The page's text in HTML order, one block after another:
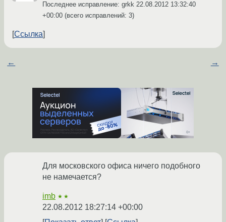
Последнее исправление: grkk 22.08.2012 13:32:40
+00:00 (всего исправлений: 3)
Ссылка
← →
Для московского офиса ничего подобного
не намечается?
imb ★★
22.08.2012 18:27:14 +00:00